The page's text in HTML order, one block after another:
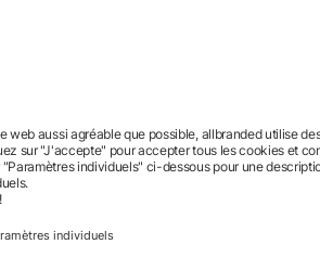
? Nous avons les